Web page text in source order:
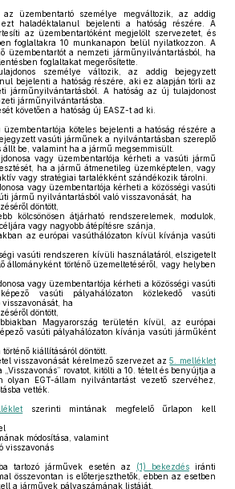
üzembentartó személye megváltozik, az addig
ezt haladéktalanul bejelenti a hatóság részére. A
az üzembentartóként megjelölt szervezetet, és
foglaltakra 10 munkanapon belül nyilatkozzon. A
üzembentartót a nemzeti járműnyilvántartásból, ha
foglaltakat megerősítette.
személye változik, az addig bejegyzett
bejelenti a hatóság részére, aki ez alapján törli az
járműnyilvántartásból. A hatóság az új tulajdonost
járműnyilvántartásba.
követően a hatóság új EASZ-t ad ki.
köteles bejelenti a hatóság részére a
vasúti járműnek a nyilvántartásban szereplő
állt be, valamint ha a jármű megsemmisült.
vagy üzembentartója kérheti a vasúti jármű
ha a jármű átmenetileg üzemképtelen, vagy
vagy stratégiai tartalékként szándékozik tárolni.
vagy üzembentartója kérheti a közösségi vasúti
jármű nyilvántartásból való visszavonását, ha
döntött,
kölcsönösen átjárható rendszerelemek, modulok,
vagy nagyobb átépítésre szánja,
az európai vasúthálózaton kívül kívánja vasúti
vasúti rendszeren kívüli használatáról, elszigetelt
állományként történő üzemeltetéséről, vagy helyben
vagy üzembentartója kérheti a közösségi vasúti
vasúti pályahálózaton közlekedő vasúti
ha
döntött,
Magyarország területén kívül, az európai
vasúti pályahálózaton kívánja vasúti járműként
kiállításáról döntött.
visszavonását kérelmező szervezet az5. melléklet
rovatot, kitölti a 10. tételt és benyújtja a
olyan EGT-állam nyilvántartást vezető szervéhez,
vették.
szerinti mintának megfelelő űrlapon kell
módosítása, valamint
visszavonás
tartozó járművek esetén az (1) bekezdésiránti
összevontan is előterjeszthetők, ebben az esetben
a járművek pályaszámának listáját.